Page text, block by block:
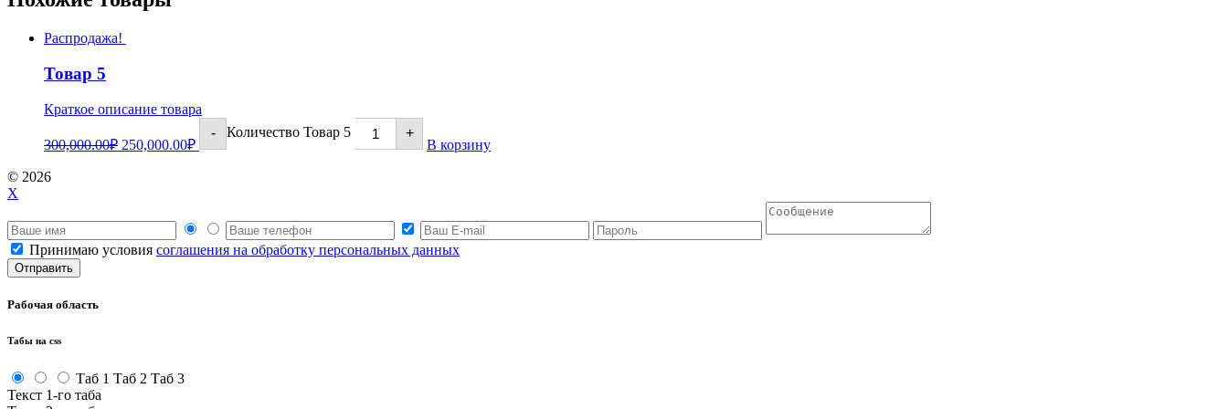
Распродажа!
Товар 5
Краткое описание товара
300,000.00₽ 250,000.00₽
- Количество Товар 5 +
В корзину
© 2026
X
Принимаю условия соглашения на обработку персональных данных
Рабочая область
Табы на css
Таб 1 Таб 2 Таб 3
Текст 1-го таба